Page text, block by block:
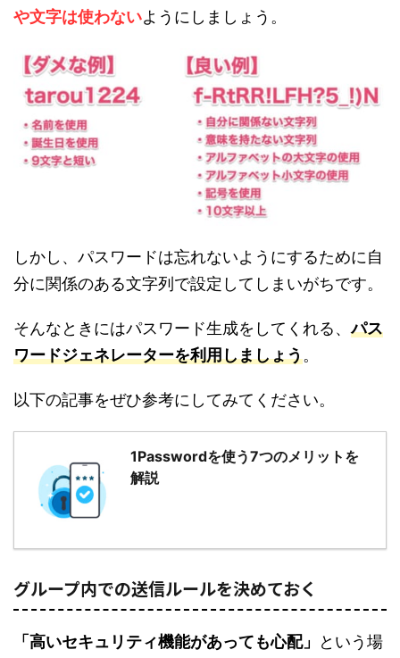
や文字は使わないようにしましょう。
しかし、パスワードは忘れないようにするために自
分に関係のある文字列で設定してしまいがちです。
そんなときにはパスワード生成をしてくれる、パス
ワードジェネレーターを利用しましょう。
以下の記事をぜひ参考にしてみてください。
1Passwordを使う7つのメリットを
解説
グループ内での送信ルールを決めておく
「高いセキュリティ機能があっても心配」
という場